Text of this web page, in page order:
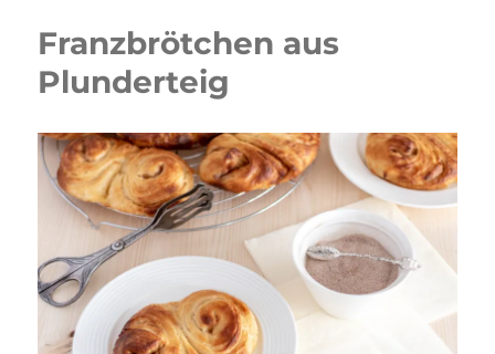
Franzbrötchen aus
Plunderteig